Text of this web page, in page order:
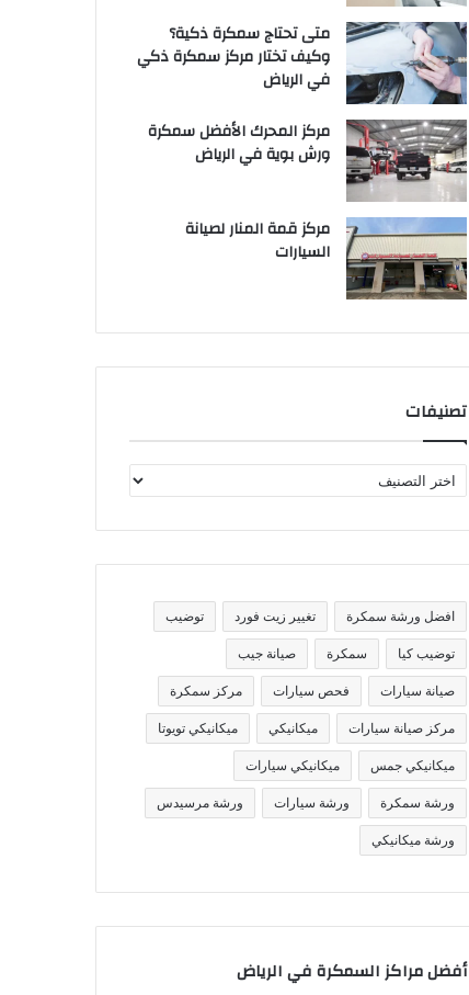
متى تحتاج سمكرة ذكية؟
وكيف تختار مركز سمكرة ذكي
في الرياض
مركز المحرك الأفضل سمكرة
ورش بوية في الرياض
مركز قمة المنار لصيانة
السيارات
تصنيفات
ص
ف
تافضل ورشة سمكرة تغيير زيت فورد توضيب
توضيب كيا سمكرة صيانة جيب
صيانة سيارات فحص سيارات مركز سمكرة
مركز صيانة سيارات ميكانيكي ميكانيكي تويوتا
ميكانيكي جمس ميكانيكي سيارات
ورشة سمكرة ورشة سيارات ورشة مرسيدس
ورشة ميكانيكي
أفضل مراكز السمكرة في الرياض